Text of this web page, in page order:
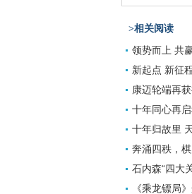
>相关阅读
领势而上 共
新起点 新征
康迈轮端再
十年同心再
十年归故里
奔涌四秩，
石内森“四大
《乘龙镖局